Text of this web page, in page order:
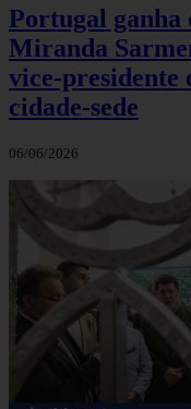
Portugal ganha
Miranda
vice‑presidente
cidade‑sede
06/06/2026